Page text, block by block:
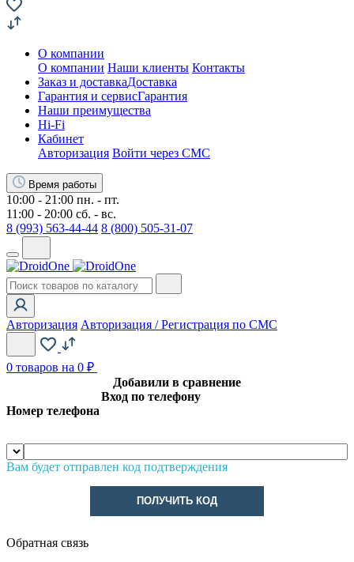
О компании
О компании Наши клиенты Контакты
Заказ и доставкаДоставка
Гарантия и сервисГарантия
Наши преимущества
Hi-Fi
Кабинет
Авторизация Войти через СМС
Время работы
10:00 - 21:00 пн. - пт.
11:00 - 20:00 сб. - вс.
8 (993) 563-44-44 8 (800) 505-31-07
Авторизация Авторизация / Регистрация по СМС
0 товаров на 0 ₽
Добавили в сравнение
Вход по телефону
Номер телефона
Вам будет отправлен код подтверждения
ПОЛУЧИТЬ КОД
Обратная связь